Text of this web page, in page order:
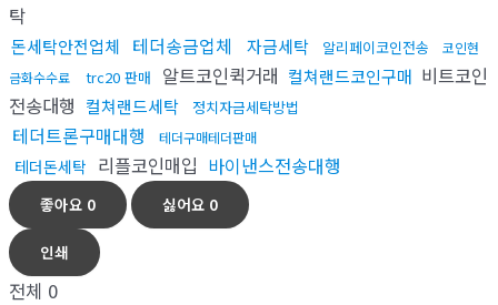
탁
돈세탁안전업체 테더송금업체 자금세탁 알리페이코인전송
코인현
금화수수료
trc20 판매 알트코인퀵거래 컬쳐랜드코인구매 비트코인
전송대행 컬쳐랜드세탁 정치자금세탁방법
테더트론구매대행 테더구매테더판매
테더돈세탁 리플코인매입 바이낸스전송대행
좋아요 0 싫어요 0
인쇄
전체 0